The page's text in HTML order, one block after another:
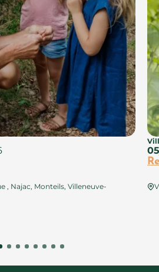
, Najac, Monteils, Villeneuve-
05